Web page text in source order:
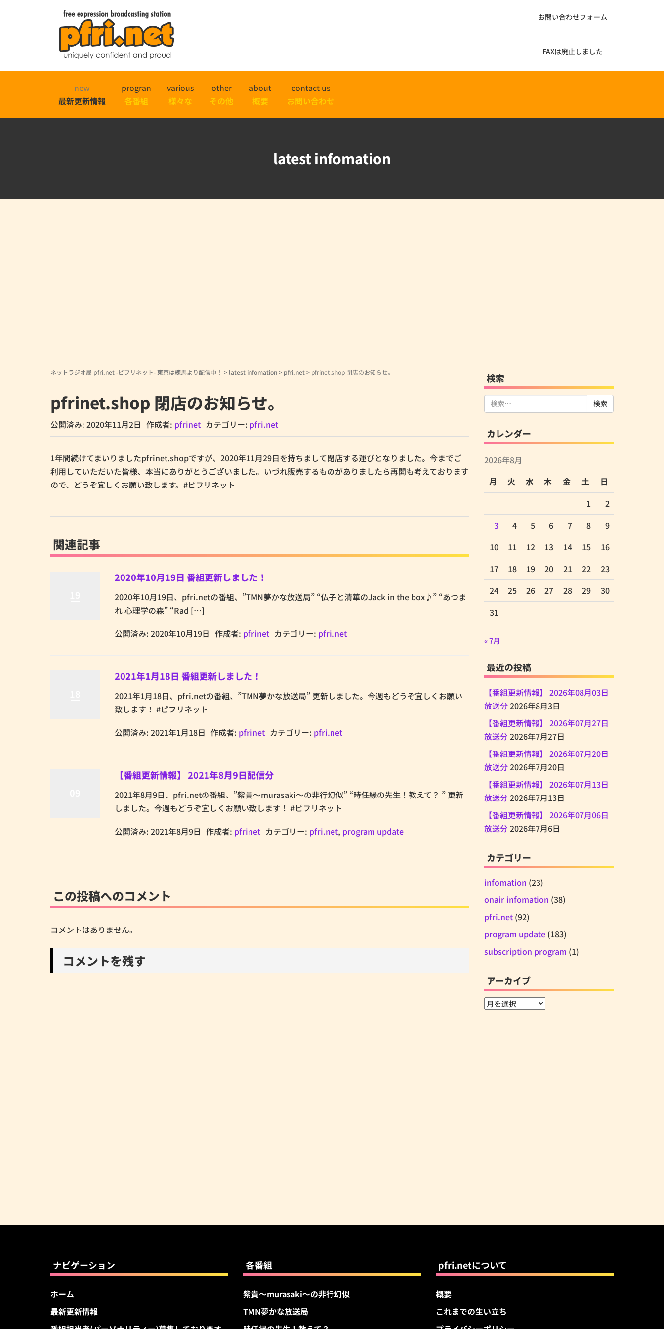
お問い合わせフォーム
FAXは廃止しました
new
最新更新情報
progran
各番組
various
様々な
other
その他
about
概要
contact us
お問い合わせ
latest infomation
ネットラジオ局 pfri.net -ピフリネット- 東京は練馬より配信中！ > latest infomation> pfri.net> pfrinet.shop 閉店のお知らせ。
pfrinet.shop 閉店のお知らせ。
公開済み: 2020年11月2日 作成者: pfrinet カテゴリー: pfri.net
1年間続けてまいりましたpfrinet.shopですが、2020年11月29日を持ちまして閉店する運びとなりました。今までご
利用していただいた皆様、本当にありがとうございました。いづれ販売するものがありましたら再開も考えております
ので、どうぞ宜しくお願い致します。#ピフリネット
関連記事
2020年10月19日 番組更新しました！
2020年10月19日、pfri.netの番組、”TMN夢かな放送局” “仏子と清華のJack in the box♪” “あつま
れ 心理学の森” “Rad […]
公開済み: 2020年10月19日 作成者: pfrinet カテゴリー: pfri.net
2021年1月18日 番組更新しました！
2021年1月18日、pfri.netの番組、”TMN夢かな放送局” 更新しました。今週もどうぞ宜しくお願い
致します！ #ピフリネット
公開済み: 2021年1月18日 作成者: pfrinet カテゴリー: pfri.net
【番組更新情報】 2021年8月9日配信分
2021年8月9日、pfri.netの番組、”紫貴～murasaki～の非行幻似” “時任縁の先生！教えて？ ” 更新
しました。今週もどうぞ宜しくお願い致します！ #ピフリネット
公開済み: 2021年8月9日 作成者: pfrinet カテゴリー: pfri.net, program update
この投稿へのコメント
コメントはありません。
コメントを残す
検索
検
索:
カレンダー
2026年8月
月
火 水 木 金 土
日
1
2
3
4 5 6 7 8
9
10
11 12 13 14 15
16
17
18 19 20 21 22
23
24
25 26 27 28 29
30
31
« 7月
最近の投稿
【番組更新情報】 2026年08月03日
放送分2026年8月3日
【番組更新情報】 2026年07月27日
放送分2026年7月27日
【番組更新情報】 2026年07月20日
放送分2026年7月20日
【番組更新情報】 2026年07月13日
放送分2026年7月13日
【番組更新情報】 2026年07月06日
放送分2026年7月6日
カテゴリー
infomation (23)
onair infomation (38)
pfri.net(92)
program update(183)
subscription program (1)
アーカイブ
ア
ナビゲーション
ホーム
最新更新情報
各番組
紫貴～murasaki～の非行幻似
TMN夢かな放送局
pfri.netについて
概要
これまでの生い立ち